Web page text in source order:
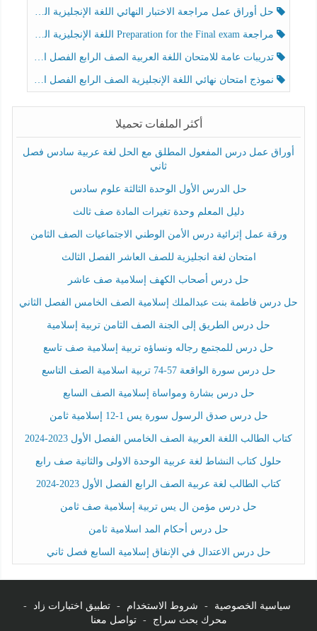
حل أوراق عمل مراجعة الاختبار النهائي اللغة الإنجليزية الصف الرابع الفصل الثالث
مراجعة Preparation for the Final exam اللغة الإنجليزية الصف الرابع الفصل الثالث
تدريبات عامة للامتحان اللغة العربية الصف الرابع الفصل الثالث
نموذج امتحان نهائي اللغة الإنجليزية الصف الرابع الفصل الثالث
أكثر الملفات تحميلا
أوراق عمل درس المفعول المطلق مع الحل لغة عربية سادس فصل
ثاني
حل الدرس الأول الوحدة الثالثة علوم سادس
دليل المعلم وحدة تغيرات المادة صف ثالث
ورقة عمل إثرائية درس الأمن الوطني الاجتماعيات الصف الثامن
امتحان لغة انجليزية للصف العاشر الفصل الثالث
حل درس أصحاب الكهف إسلامية صف عاشر
حل درس فاطمة بنت عبدالملك إسلامية الصف الخامس الفصل الثاني
حل درس الطريق إلى الجنة الصف الثامن تربية إسلامية
حل درس للمجتمع رجاله ونساؤه تربية إسلامية صف تاسع
حل درس سورة الواقعة 57-74 تربية اسلامية الصف التاسع
حل درس بشارة ومواساة إسلامية الصف السابع
حل درس صدق الرسول سورة يس 1-12 إسلامية ثامن
كتاب الطالب اللغة العربية الصف الخامس الفصل الأول 2023-2024
حلول كتاب النشاط لغة عربية الوحدة الاولى والثانية صف رابع
كتاب الطالب لغة عربية الصف الرابع الفصل الأول 2023-2024
حل درس مؤمن ال يس تربية إسلامية صف ثامن
حل درس أحكام المد اسلامية ثامن
حل درس الاعتدال في الإنفاق إسلامية السابع فصل ثاني
سياسية الخصوصية - شروط الاستخدام - تطبيق اختبارات زاد
-
محرك بحث سراج
- تواصل معنا